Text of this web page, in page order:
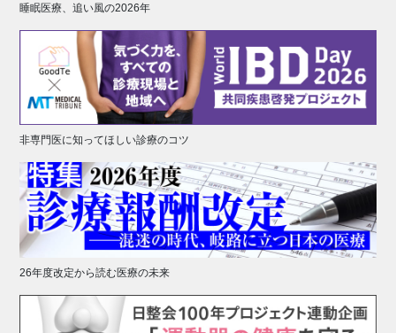
睡眠医療、追い風の2026年
非専門医に知ってほしい診療のコツ
26年度改定から読む医療の未来